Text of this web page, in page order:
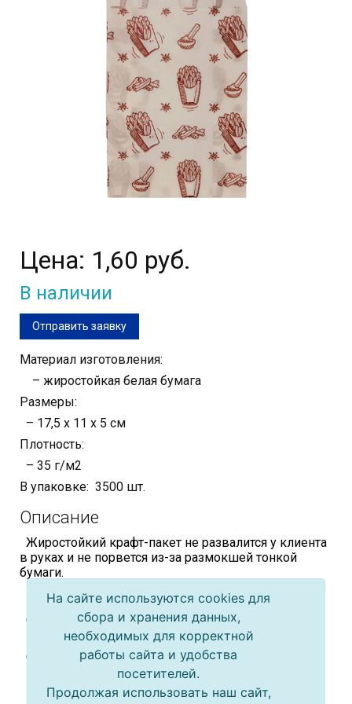
Цена: 1,60 руб.
В наличии
Отправить заявку
Материал изготовления:
– жиростойкая белая бумага
Размеры:
– 17,5 х 11 х 5 см
Плотность:
– 35 г/м2
В упаковке: 3500 шт.
Описание
Жиростойкий крафт-пакет не развалится у клиента
в руках и не порвется из-за размокшей тонкой
бумаги.
Имеет нанесенную печать «Картошка фри»
Достоинства:
– экономичная и экологичная упаковка
Сфера применения:
– пищевая промышленность
На сайте используются cookies для
сбора и хранения данных,
необходимых для корректной
работы сайта и удобства
посетителей.
Продолжая использовать наш сайт,